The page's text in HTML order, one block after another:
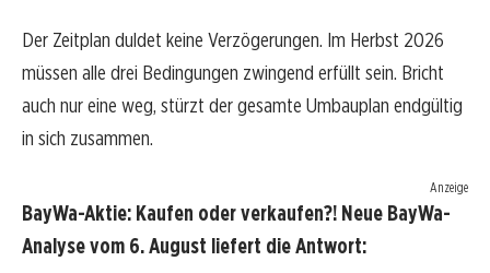
Der Zeitplan duldet keine Verzögerungen. Im Herbst 2026
müssen alle drei Bedingungen zwingend erfüllt sein. Bricht
auch nur eine weg, stürzt der gesamte Umbauplan endgültig
in sich zusammen.
Anzeige
BayWa-Aktie: Kaufen oder verkaufen?! Neue BayWa-
Analyse vom 6. August liefert die Antwort: